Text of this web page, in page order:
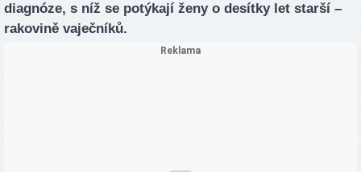
diagnóze, s níž se potýkají ženy o desítky let starší –
rakovině vaječníků.